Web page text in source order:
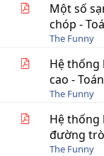
Một số
chóp -
The Funny
Hệ thống
cao -
The Funny
Hệ thống
đường
The Funny